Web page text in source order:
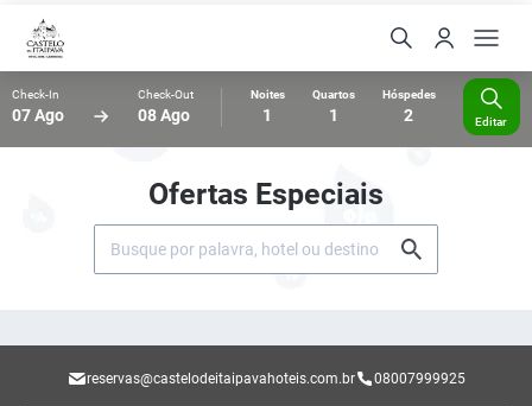
Check-In
07 Ago
Check-Out
08 Ago
Noites
1
Quartos
1
Hóspedes
2 Editar
Ofertas Especiais
reservas@castelodeitaipavahoteis.com.br 08007999925